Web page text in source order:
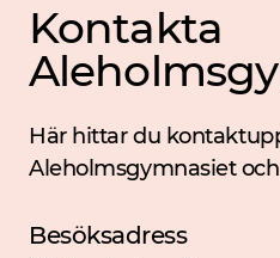
Kontakta
Här hittar du
Aleholmsgymnasiet
Besöksadress